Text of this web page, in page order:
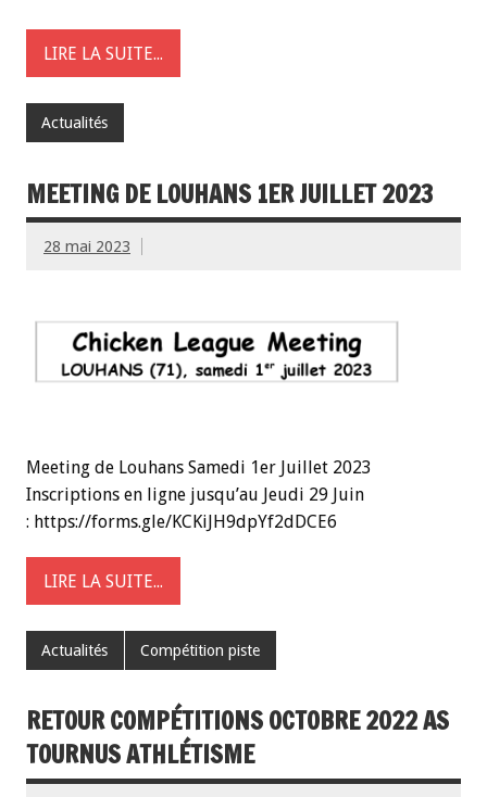
LIRE LA SUITE...
Actualités
MEETING DE LOUHANS 1ER JUILLET 2023
28 mai 2023
Meeting de Louhans Samedi 1er Juillet 2023
Inscriptions en ligne jusqu’au Jeudi 29 Juin
: https://forms.gle/KCKiJH9dpYf2dDCE6
LIRE LA SUITE...
Actualités Compétition piste
RETOUR COMPÉTITIONS OCTOBRE 2022 AS
TOURNUS ATHLÉTISME